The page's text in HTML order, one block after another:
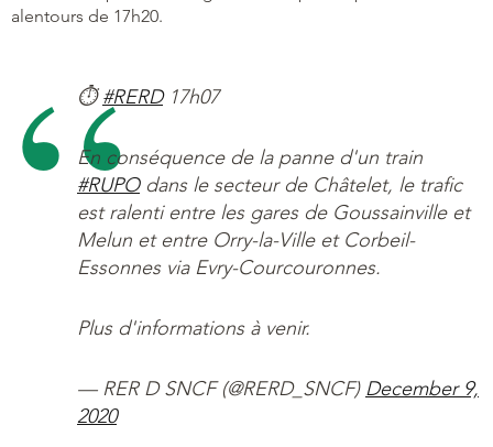
alentours de 17h20.
⏱#RERD17h07
En conséquence de la panne d'un train
#RUPOdans le secteur de Châtelet, le trafic
est ralenti entre les gares de Goussainville et
Melun et entre Orry-la-Ville et Corbeil-
Essonnes via Evry-Courcouronnes.
Plus d'informations à venir.
— RER D SNCF (@RERD_SNCF) December 9,
2020